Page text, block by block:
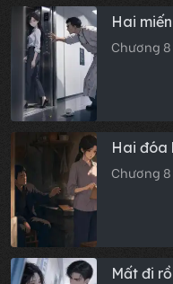
Hai
Chương 8
Hai đóa
Chương 8
Mất đi